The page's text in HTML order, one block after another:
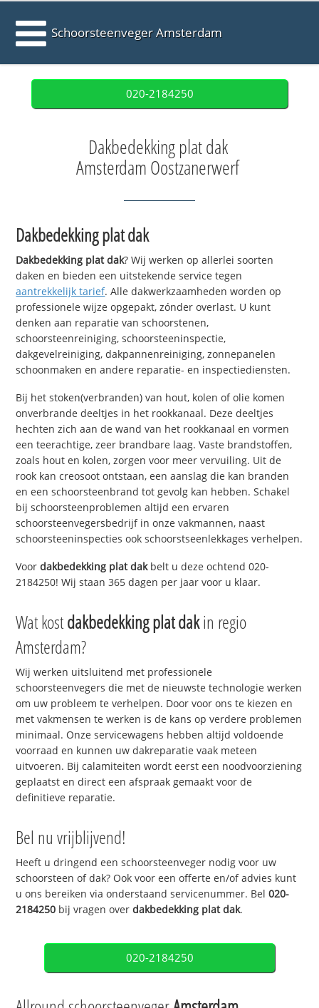
Schoorsteenveger Amsterdam
020-2184250
Dakbedekking plat dak
Amsterdam Oostzanerwerf
Dakbedekking plat dak
Dakbedekking plat dak? Wij werken op allerlei soorten
daken en bieden een uitstekende service tegen
aantrekkelijk tarief. Alle dakwerkzaamheden worden op
professionele wijze opgepakt, zónder overlast. U kunt
denken aan reparatie van schoorstenen,
schoorsteenreiniging, schoorsteeninspectie,
dakgevelreiniging, dakpannenreiniging, zonnepanelen
schoonmaken en andere reparatie- en inspectiediensten.
Bij het stoken(verbranden) van hout, kolen of olie komen
onverbrande deeltjes in het rookkanaal. Deze deeltjes
hechten zich aan de wand van het rookkanaal en vormen
een teerachtige, zeer brandbare laag. Vaste brandstoffen,
zoals hout en kolen, zorgen voor meer vervuiling. Uit de
rook kan creosoot ontstaan, een aanslag die kan branden
en een schoorsteenbrand tot gevolg kan hebben. Schakel
bij schoorsteenproblemen altijd een ervaren
schoorsteenvegersbedrijf in onze vakmannen, naast
schoorsteeninspecties ook schoorstseenlekkages verhelpen.
Voordakbedekking plat dakbelt u deze ochtend 020-
2184250! Wij staan 365 dagen per jaar voor u klaar.
Wat kostdakbedekking plat dakin regio
Amsterdam?
Wij werken uitsluitend met professionele
schoorsteenvegers die met de nieuwste technologie werken
om uw probleem te verhelpen. Door voor ons te kiezen en
met vakmensen te werken is de kans op verdere problemen
minimaal. Onze servicewagens hebben altijd voldoende
voorraad en kunnen uw dakreparatie vaak meteen
uitvoeren. Bij calamiteiten wordt eerst een noodvoorziening
geplaatst en direct een afspraak gemaakt voor de
definitieve reparatie.
Bel nu vrijblijvend!
Heeft u dringend een schoorsteenveger nodig voor uw
schoorsteen of dak? Ook voor een offerte en/of advies kunt
u ons bereiken via onderstaand servicenummer. Bel020-
2184250 bij vragen overdakbedekking plat dak.
020-2184250